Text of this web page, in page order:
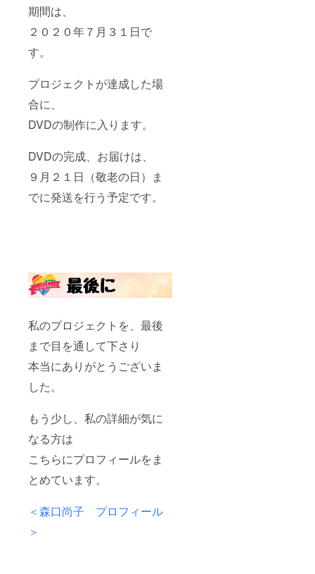
期間は、
２０２０年７月３１日で
す。
プロジェクトが達成した場
合に、
DVDの制作に入ります。
DVDの完成、お届けは、
９月２１日（敬老の日）ま
でに発送を行う予定です。
私のプロジェクトを、最後
まで目を通して下さり
本当にありがとうございま
した。
もう少し、私の詳細が気に
なる方は
こちらにプロフィールをま
とめています。
＜森口尚子 プロフィール
＞